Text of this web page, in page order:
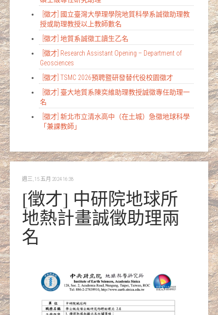
[徵才] 國立臺灣大學理學院地質科學系誠徵助理教
授或助理教授以上教師數名
[徵才] 地質系誠徵工讀生乙名
[徵才] Research Assistant Opening – Department of
Geosciences
[徵才] TSMC 2026預聘暨研發替代役校園徵才
[徵才] 臺大地質系陳奕維助理教授誠徵專任助理一
名
[徵才] 新北市立清水高中（在土城）急徵地球科學
「兼課教師」
週三, 15 五月 2024 16:38
[徵才] 中研院地球所
地熱計畫誠徵助理兩
名